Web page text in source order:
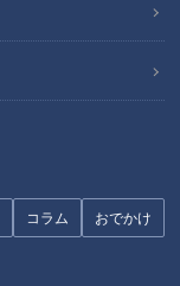
コラム おでかけ